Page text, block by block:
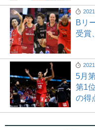
Bリ
受賞
5月
第1
の得